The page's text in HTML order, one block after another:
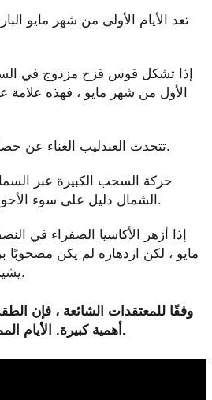
تعد الأيام الأولى من شهر مايو
إذا تشكل قوس قزح مزدوج في
الأول من شهر مايو ، فهذه
تتحدث العندليب الغناء عن حصاد جيد في الصيف.
حركة السحب الكبيرة عبر
الشمال دليل على سوء الأحوال الجوية الوشيك.
إذا أزهر الأكاسيا الصفراء في
مايو ، لكن ازدهاره لم يكن مصحوبًا
يشير إلى جفاف يونيو.
وفقًا للمعتقدات الشائعة ، فإن
أهمية كبيرة. الأيام الممطرة تتنبأ بضعف الحصاد.